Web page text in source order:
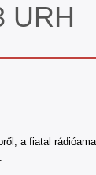
URH
a fiatal